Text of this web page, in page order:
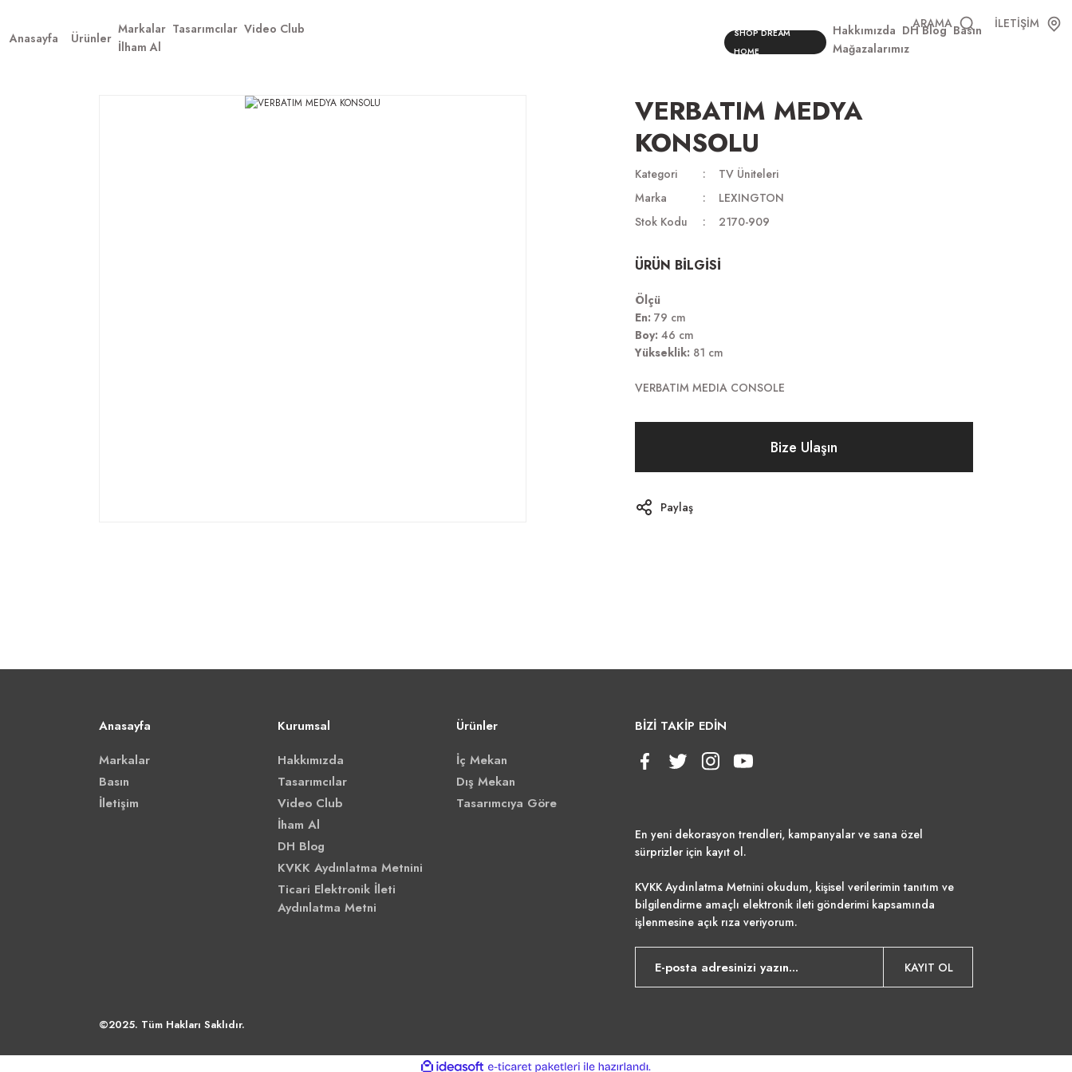
ARAMA
İLETİŞİM
Anasayfa
Ürünler
Markalar Tasarımcılar Video Club
İlham Al
SHOP DREAM
HOME
Hakkımızda DH Blog Basın
Mağazalarımız
VERBATIM MEDYA
KONSOLU
Kategori
TV Üniteleri
Marka
LEXINGTON
Stok Kodu
2170-909
ÜRÜN BİLGİSİ
Ölçü
En: 79 cm
Boy: 46 cm
Yükseklik: 81 cm
VERBATIM MEDIA CONSOLE
Bize Ulaşın
Paylaş
Anasayfa
Markalar
Basın
İletişim
Kurumsal
Hakkımızda
Tasarımcılar
Video Club
İham Al
DH Blog
KVKK Aydınlatma Metnini
Ticari Elektronik İleti
Aydınlatma Metni
Ürünler
İç Mekan
Dış Mekan
Tasarımcıya Göre
BİZİ TAKİP EDİN
En yeni dekorasyon trendleri, kampanyalar ve sana özel
sürprizler için kayıt ol.
KVKK Aydınlatma Metnini okudum, kişisel verilerimin tanıtım ve
bilgilendirme amaçlı elektronik ileti gönderimi kapsamında
işlenmesine açık rıza veriyorum.
KAYIT OL
©2025. Tüm Hakları Saklıdır.
ideasoft e-